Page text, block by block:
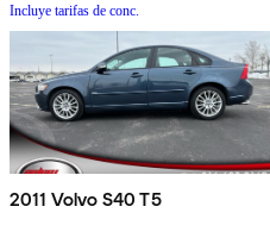
Incluye tarifas de conc.
2011 Volvo S40 T5